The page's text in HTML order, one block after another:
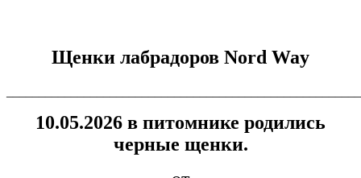
Щенки лабрадоров Nord Way
10.05.2026 в питомнике родились
черные щенки.